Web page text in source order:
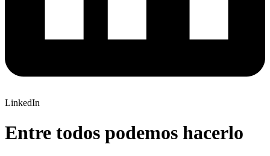
LinkedIn
Entre todos podemos hacerlo